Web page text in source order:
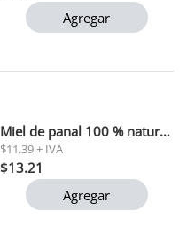
Agregar
Miel de panal 100 % natural kaldini 454 gr 1x6
$11.39 + IVA
$13.21
Agregar